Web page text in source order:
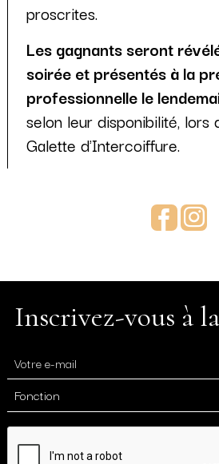
proscrites.
Les gagnants seront
soirée et présentés à la
professionnelle le
selon leur disponibilité, lors
Galette d'Intercoiffure.
Facebook
Inscrivez-vous à